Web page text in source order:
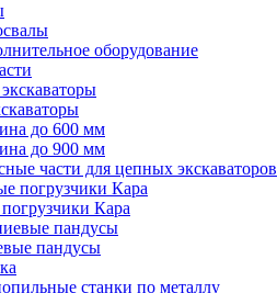
оборудование
до 600 мм
до 900 мм
части для цепных экскаваторов
Кара
пандусы